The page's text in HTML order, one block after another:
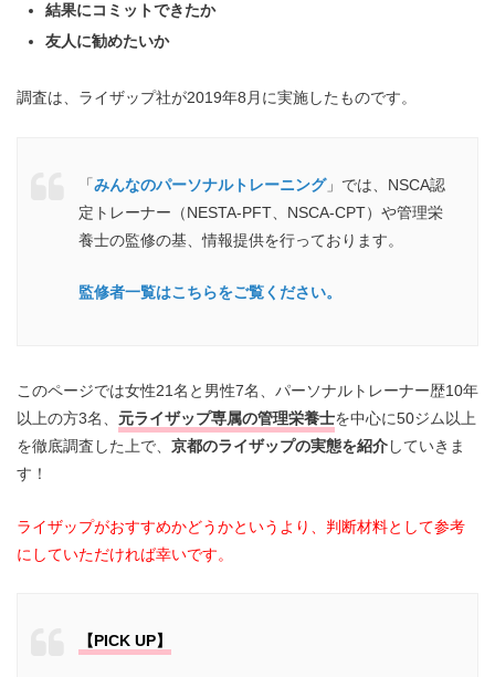
結果にコミットできたか
友人に勧めたいか
調査は、ライザップ社が2019年8月に実施したものです。
「みんなのパーソナルトレーニング」では、NSCA認
定トレーナー（NESTA-PFT、NSCA-CPT）や管理栄
養士の監修の基、情報提供を行っております。
監修者一覧はこちらをご覧ください。
このページでは女性21名と男性7名、パーソナルトレーナー歴10年
以上の方3名、 元ライザップ専属の管理栄養士を中心に50ジム以上
を徹底調査した上で、 京都のライザップの実態を紹介していきま
す！
ライザップがおすすめかどうかというより、判断材料として参考
にしていただければ幸いです。
【PICK UP】